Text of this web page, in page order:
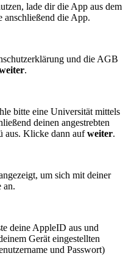
lade dir die App aus dem
anschließend die App.
und die AGB
.
bitte eine Universität mittels
deinen angestrebten
aus. Klicke dann aufweiter.
um sich mit deiner
an.
deine AppleID aus und
Gerät eingestellten
und Passwort)